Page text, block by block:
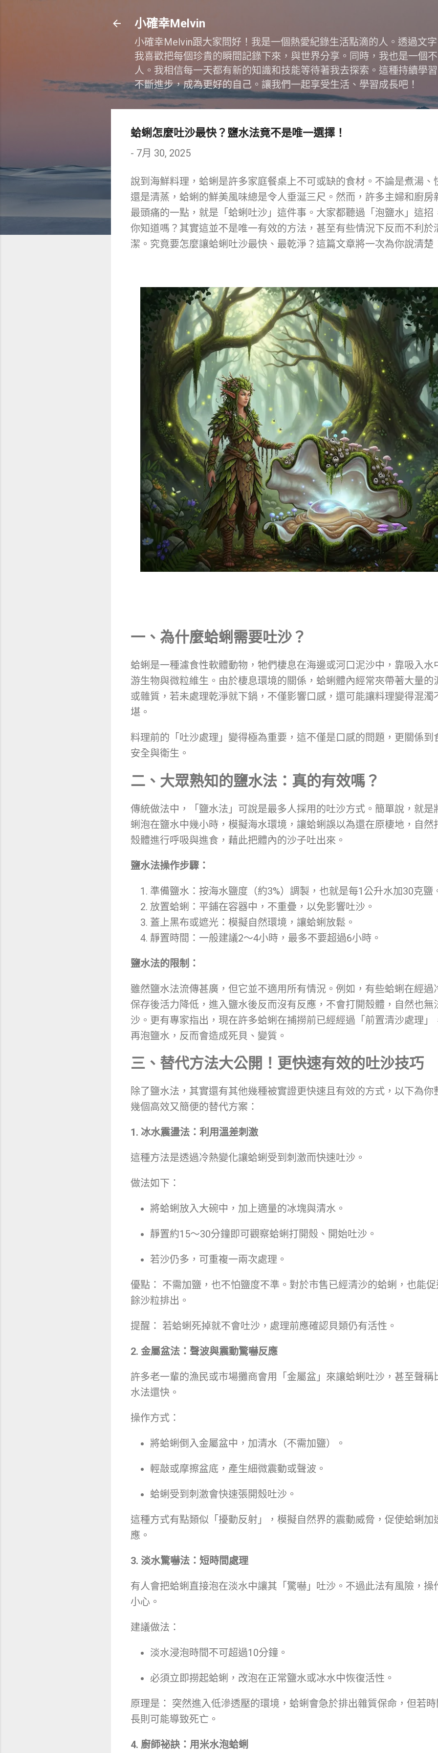
小確幸Melvin
小確幸Melvin跟大家問好！我是一個熱愛紀錄生活點滴的人。透過文
我喜歡把每個珍貴的瞬間記錄下來，與世界分享。同時，我也是一個
人。我相信每一天都有新的知識和技能等待著我去探索。這種持續學
不斷進步，成為更好的自己。讓我們一起享受生活、學習成長吧！
蛤蜊怎麼吐沙最快？鹽水法竟不是唯一選擇！
- 7月 30, 2025
說到海鮮料理，蛤蜊是許多家庭餐桌上不可或缺的食材。不論是煮湯、
還是清蒸，蛤蜊的鮮美風味總是令人垂涎三尺。然而，許多主婦和廚房
最頭痛的一點，就是「蛤蜊吐沙」這件事。大家都聽過「泡鹽水」這招
你知道嗎？其實這並不是唯一有效的方法，甚至有些情況下反而不利於
潔。究竟要怎麼讓蛤蜊吐沙最快、最乾淨？這篇文章將一次為你說清楚
一、為什麼蛤蜊需要吐沙？
蛤蜊是一種濾食性軟體動物，牠們棲息在海邊或河口泥沙中，靠吸入水
游生物與微粒維生。由於棲息環境的關係，蛤蜊體內經常夾帶著大量的
或雜質，若未處理乾淨就下鍋，不僅影響口感，還可能讓料理變得混濁
堪。
料理前的「吐沙處理」變得極為重要，這不僅是口感的問題，更關係到
安全與衛生。
二、大眾熟知的鹽水法：真的有效嗎？
傳統做法中，「鹽水法」可說是最多人採用的吐沙方式。簡單說，就是
蜊泡在鹽水中幾小時，模擬海水環境，讓蛤蜊誤以為還在原棲地，自然
殼體進行呼吸與進食，藉此把體內的沙子吐出來。
鹽水法操作步驟：
準備鹽水：按海水鹽度（約3%）調製，也就是每1公升水加30克鹽
放置蛤蜊：平鋪在容器中，不重疊，以免影響吐沙。
蓋上黑布或遮光：模擬自然環境，讓蛤蜊放鬆。
靜置時間：一般建議2～4小時，最多不要超過6小時。
鹽水法的限制：
雖然鹽水法流傳甚廣，但它並不適用所有情況。例如，有些蛤蜊在經過
保存後活力降低，進入鹽水後反而沒有反應，不會打開殼體，自然也無
沙。更有專家指出，現在許多蛤蜊在捕撈前已經經過「前置清沙處理」
再泡鹽水，反而會造成死貝、變質。
三、替代方法大公開！更快速有效的吐沙技巧
除了鹽水法，其實還有其他幾種被實證更快速且有效的方式，以下為你
幾個高效又簡便的替代方案：
1. 冰水震盪法：利用溫差刺激
這種方法是透過冷熱變化讓蛤蜊受到刺激而快速吐沙。
做法如下：
將蛤蜊放入大碗中，加上適量的冰塊與清水。
靜置約15～30分鐘即可觀察蛤蜊打開殼、開始吐沙。
若沙仍多，可重複一兩次處理。
優點： 不需加鹽，也不怕鹽度不準。對於市售已經清沙的蛤蜊，也能
餘沙粒排出。
提醒： 若蛤蜊死掉就不會吐沙，處理前應確認貝類仍有活性。
2. 金屬盆法：聲波與震動驚嚇反應
許多老一輩的漁民或市場攤商會用「金屬盆」來讓蛤蜊吐沙，甚至聲稱
水法還快。
操作方式：
將蛤蜊倒入金屬盆中，加清水（不需加鹽）。
輕敲或摩擦盆底，產生細微震動或聲波。
蛤蜊受到刺激會快速張開殼吐沙。
這種方式有點類似「擾動反射」，模擬自然界的震動威脅，促使蛤蜊加
應。
3. 淡水驚嚇法：短時間處理
有人會把蛤蜊直接泡在淡水中讓其「驚嚇」吐沙。不過此法有風險，操
小心。
建議做法：
淡水浸泡時間不可超過10分鐘。
必須立即撈起蛤蜊，改泡在正常鹽水或冰水中恢復活性。
原理是： 突然進入低滲透壓的環境，蛤蜊會急於排出雜質保命，但若
長則可能導致死亡。
4. 廚師祕訣：用米水泡蛤蜊